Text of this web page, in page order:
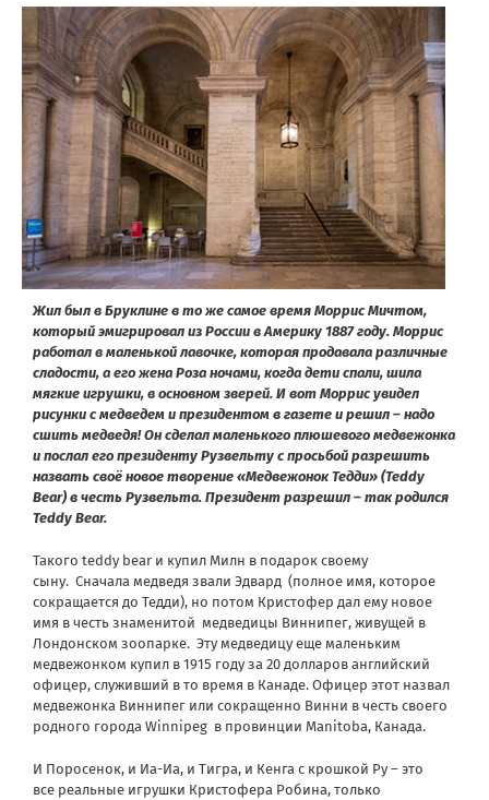
Жил был в Бруклине в то же самое время Моррис Мичтом,
который эмигрировал из России в Америку 1887 году. Моррис
работал в маленькой лавочке, которая продавала различные
сладости, а его жена Роза ночами, когда дети спали, шила
мягкие игрушки, в основном зверей. И вот Моррис увидел
рисунки с медведем и президентом в газете и решил – надо
сшить медведя! Он сделал маленького плюшевого медвежонка
и послал его президенту Рузвельту с просьбой разрешить
назвать своё новое творение «Медвежонок Тедди» (Teddy
Bear) в честь Рузвельта. Президент разрешил – так родился
Teddy Bear.
Такого teddy bear и купил Милн в подарок своему
сыну. Cначала медведя звали Эдвард (полное имя, которое
сокращается до Тедди), но потом Кристофер дал ему новое
имя в честь знаменитой медведицы Виннипег, живущей в
Лондонском зоопарке. Эту медведицу еще маленьким
медвежонком купил в 1915 году за 20 долларов английский
офицер, служивший в то время в Канаде. Офицер этот назвал
медвежонка Виннипег или сокращенно Винни в честь своего
родного города Winnipeg в провинции Manitoba, Канада.
И Поросенок, и Иа-Иа, и Тигра, и Кенга с крошкой Ру – это
все реальные игрушки Кристофера Робина, только